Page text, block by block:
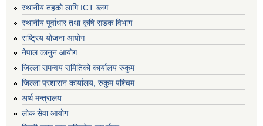
स्थानीय तहको लागि ICT ब्लग
स्थानीय पूर्वाधार तथा कृषि सडक विभाग
राष्ट्रिय योजना आयोग
नेपाल कानुन आयोग
जिल्ला समन्वय समितिको कार्यालय रुकुम
जिल्ला प्रशासन कार्यालय, रुकुम पश्चिम
अर्थ मन्त्रालय
लोक सेवा आयोग